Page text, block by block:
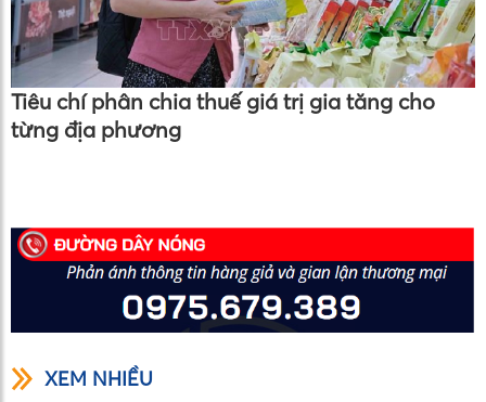
Tiêu chí phân chia thuế giá trị gia tăng cho
từng địa phương
XEM NHIỀU